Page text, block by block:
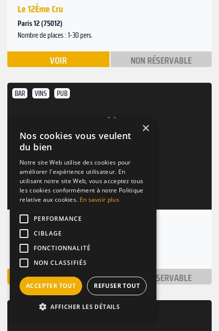
Le 12Ème Cru
Paris 12 (75012)
Nombre de places : 1-30 pers.
VOIR NON RÉSERVABLE
BAR VINS PUB
Gcd Montmartre
Paris 18 (75018)
Nombre de places : 1-30 pers.
VOIR NON RÉSERVABLE
BAR / RESTAURANT BIÈRES COCKTAILS
×
Nos cookies vous veulent
du bien
Notre site Web utilise des cookies pour
améliorer l'expérience utilisateur. En
utilisant notre site Web, vous acceptez tous
les cookies conformément à notre Politique
relative aux cookies. En savoir plus
PERFORMANCE
CIBLAGE
FONCTIONNALITÉ
NON CLASSIFIÉS
ACCEPTER TOUT REFUSER TOUT
AFFICHER LES DÉTAILS